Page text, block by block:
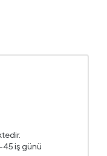
45 iş günü